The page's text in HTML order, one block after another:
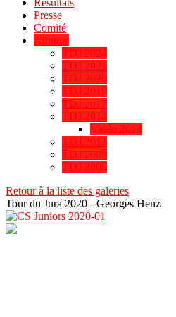
Résultats
Presse
Comité
Albums
TDJ 2024
TDJ 2021
TDJ 2020
TDJ 2019
TDJ 2017
TDJ 2014
Vidéo 2014
TDJ 2013
TDJ 2009
TDJ 2006
Retour à la liste des galeries
Tour du Jura 2020 - Georges Henz